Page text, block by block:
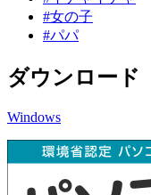
#女の子
#パパ
ダウンロード
Windows